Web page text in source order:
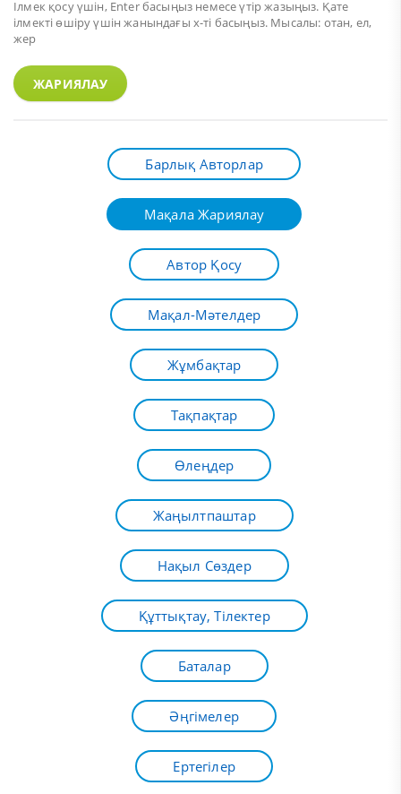
Ілмек қосу үшін, Enterбасыңыз немесе үтір жазыңыз. Қате
ілмекті өшіру үшін жанындағы х-ті басыңыз. Мысалы: отан, ел,
жер
ЖАРИЯЛАУ
Барлық Авторлар
Мақала Жариялау
Автор Қосу
Мақал-Мәтелдер
Жұмбақтар
Тақпақтар
Өлеңдер
Жаңылтпаштар
Нақыл Сөздер
Құттықтау, Тілектер
Баталар
Әңгімелер
Ертегілер